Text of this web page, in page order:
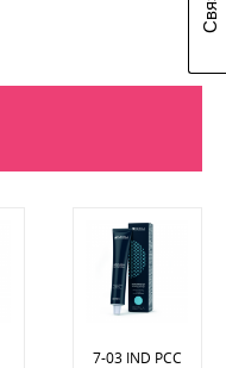
7-03 IND PCC